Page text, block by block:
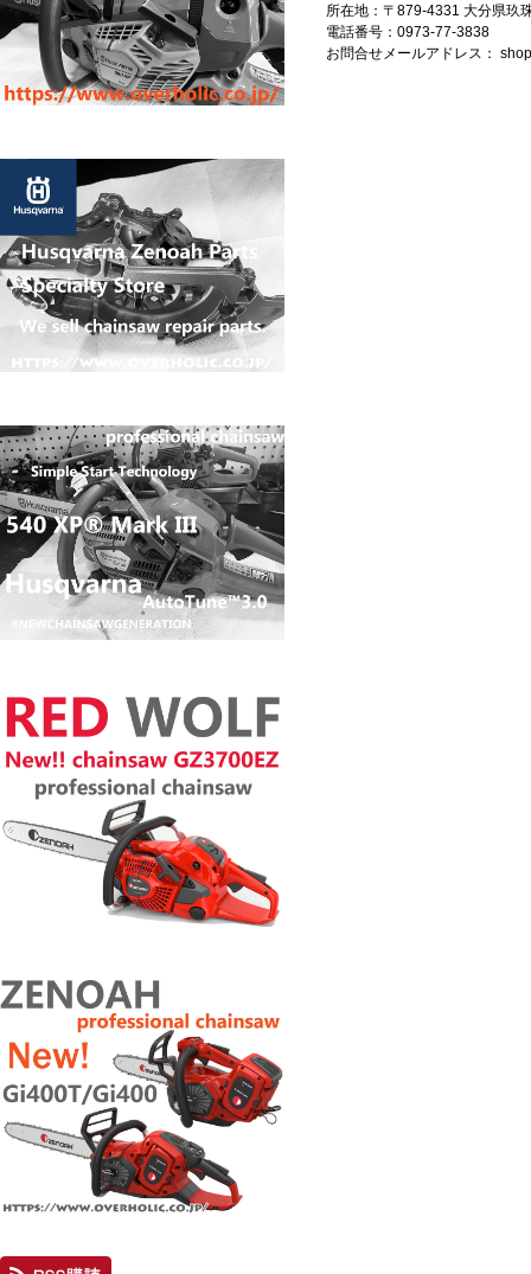
所在地：〒879-4331 大分県玖
電話番号：0973-77-3838
お問合せメールアドレス：